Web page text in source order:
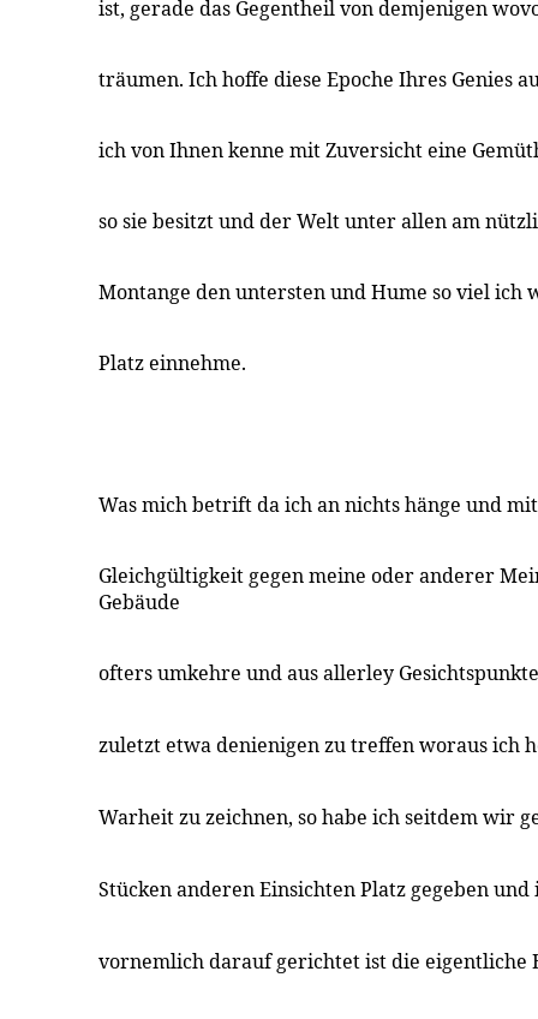
ist, gerade das Gegentheil von demjenigen
träumen. Ich hoffe diese Epoche Ihres Genies
ich von Ihnen kenne mit Zuversicht eine
so sie besitzt und der Welt unter allen am
Montange den untersten und Hume so viel ich
Platz einnehme.
Was mich betrift da ich an nichts hänge und
Gleichgültigkeit gegen meine oder anderer
Gebäude
ofters umkehre und aus allerley
zuletzt etwa denienigen zu treffen woraus ich
Warheit zu zeichnen, so habe ich seitdem wir
Stücken anderen Einsichten Platz gegeben
vornemlich darauf gerichtet ist die eigentliche